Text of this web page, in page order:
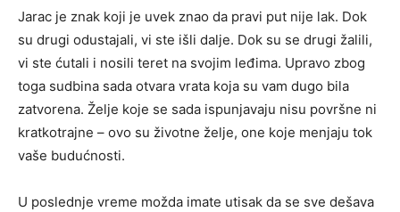
Jarac je znak koji je uvek znao da pravi put nije lak. Dok
su drugi odustajali, vi ste išli dalje. Dok su se drugi žalili,
vi ste ćutali i nosili teret na svojim leđima. Upravo zbog
toga sudbina sada otvara vrata koja su vam dugo bila
zatvorena. Želje koje se sada ispunjavaju nisu površne ni
kratkotrajne – ovo su životne želje, one koje menjaju tok
vaše budućnosti.
U poslednje vreme možda imate utisak da se sve dešava